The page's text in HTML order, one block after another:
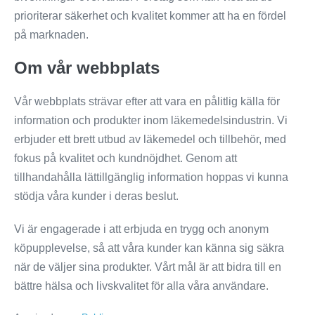
prioriterar säkerhet och kvalitet kommer att ha en fördel
på marknaden.
Om vår webbplats
Vår webbplats strävar efter att vara en pålitlig källa för
information och produkter inom läkemedelsindustrin. Vi
erbjuder ett brett utbud av läkemedel och tillbehör, med
fokus på kvalitet och kundnöjdhet. Genom att
tillhandahålla lättillgänglig information hoppas vi kunna
stödja våra kunder i deras beslut.
Vi är engagerade i att erbjuda en trygg och anonym
köpupplevelse, så att våra kunder kan känna sig säkra
när de väljer sina produkter. Vårt mål är att bidra till en
bättre hälsa och livskvalitet för alla våra användare.